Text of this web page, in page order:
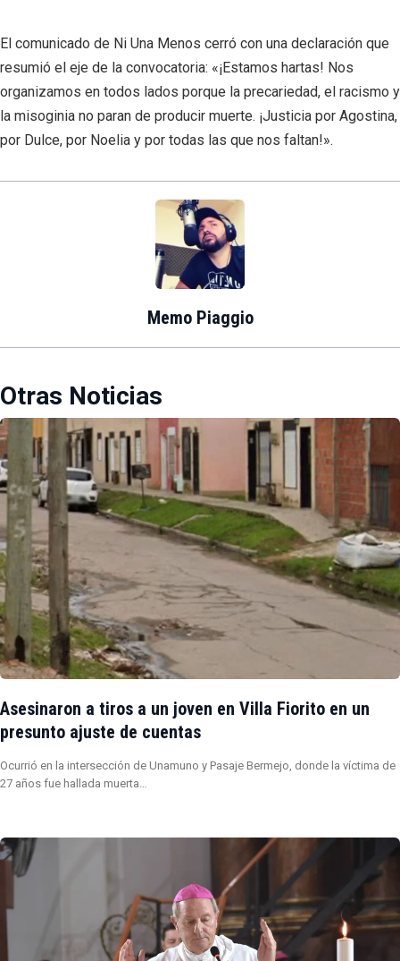
El comunicado de Ni Una Menos cerró con una declaración que
resumió el eje de la convocatoria: «¡Estamos hartas! Nos
organizamos en todos lados porque la precariedad, el racismo y
la misoginia no paran de producir muerte. ¡Justicia por Agostina,
por Dulce, por Noelia y por todas las que nos faltan!».
Memo Piaggio
Otras Noticias
Asesinaron a tiros a un joven en Villa Fiorito en un
presunto ajuste de cuentas
Ocurrió en la intersección de Unamuno y Pasaje Bermejo, donde la víctima de
27 años fue hallada muerta…